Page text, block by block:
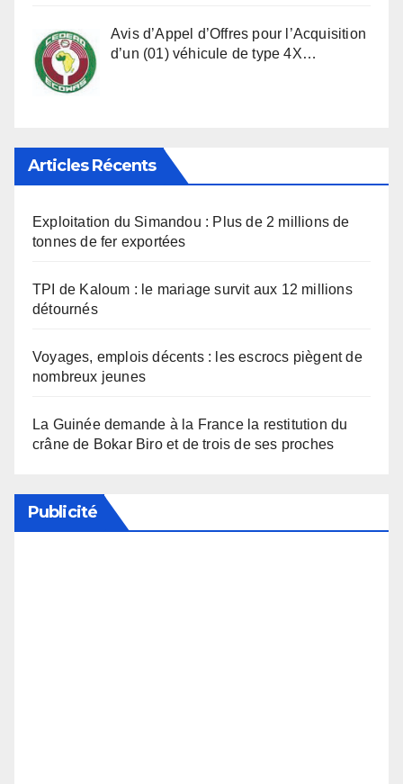
Avis d’Appel d’Offres pour l’Acquisition
d’un (01) véhicule de type 4X…
Articles Récents
Exploitation du Simandou : Plus de 2 millions de
tonnes de fer exportées
TPI de Kaloum : le mariage survit aux 12 millions
détournés
Voyages, emplois décents : les escrocs piègent de
nombreux jeunes
La Guinée demande à la France la restitution du
crâne de Bokar Biro et de trois de ses proches
Publicité